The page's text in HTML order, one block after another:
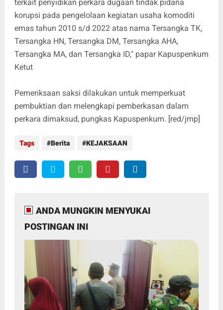
terkait penyidikan perkara dugaan tindak pidana
korupsi pada pengelolaan kegiatan usaha komoditi
emas tahun 2010 s/d 2022 atas nama Tersangka TK,
Tersangka HN, Tersangka DM, Tersangka AHA,
Tersangka MA, dan Tersangka ID," papar Kapuspenkum
Ketut
Pemeriksaan saksi dilakukan untuk memperkuat
pembuktian dan melengkapi pemberkasan dalam
perkara dimaksud, pungkas Kapuspenkum. [red/jmp]
Tags Berita KEJAKSAAN
ANDA MUNGKIN MENYUKAI
POSTINGAN INI